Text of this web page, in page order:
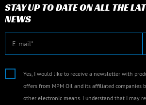
STAY UP TO DATE ON ALL THE
NEWS
E-mail
Yes, I would like to receive a newsletter with
offers from MPM Oil and its affiliated companies
other electronic means. I understand that I may